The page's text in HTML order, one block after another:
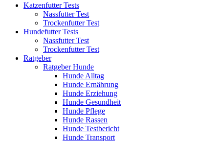
Katzenfutter Tests
Nassfutter Test
Trockenfutter Test
Hundefutter Tests
Nassfutter Test
Trockenfutter Test
Ratgeber
Ratgeber Hunde
Hunde Alltag
Hunde Ernährung
Hunde Erziehung
Hunde Gesundheit
Hunde Pflege
Hunde Rassen
Hunde Testbericht
Hunde Transport